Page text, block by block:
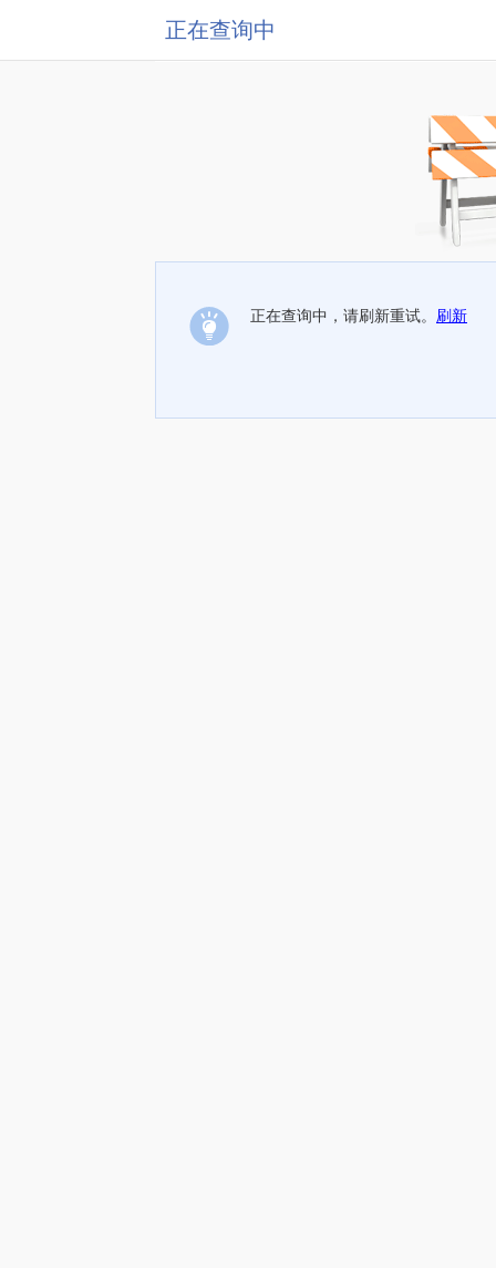
正在查询中
正在查询中，请刷新重试。 刷新